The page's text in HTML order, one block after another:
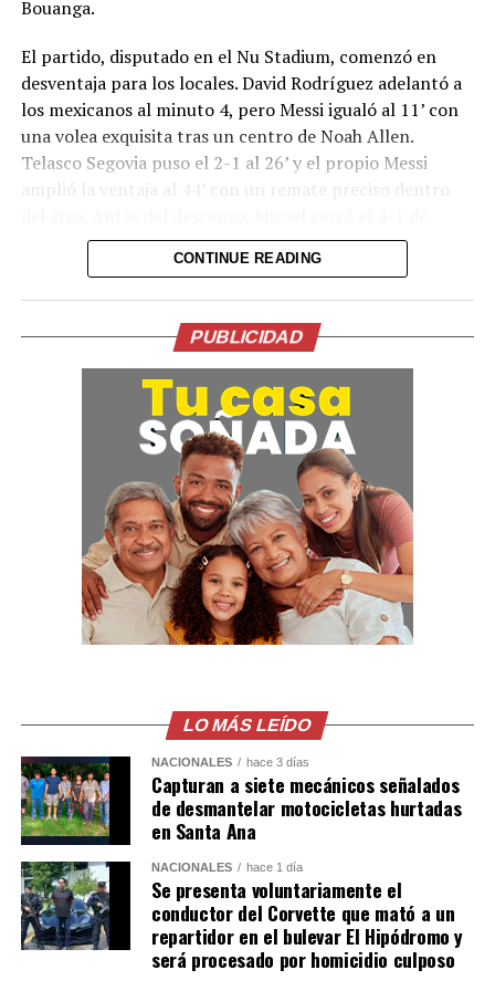
su vida. El fútbol pierde al artífice silencioso que
cima del mundo.
Comparte esto:
Facebook X
Me gusta esto:
Bouanga.
El partido, disputado en el Nu Stadium, comenzó en
desventaja para los locales. David Rodríguez adelantó a
los mexicanos al minuto 4, pero Messi igualó al 11’ con
una volea exquisita tras un centro de Noah Allen.
Telasco Segovia puso el 2-1 al 26’ y el propio Messi
amplió la ventaja al 44’ con un remate preciso dentro
cabeza a pase de Messi desde un córner. Rafa Llorente
descontó para San Luis en el segundo tiempo.
El regreso del astro argentino, de 39 años, llega apenas
semanas después de que Argentina cayera en la final del
Mundial ante España. Messi no solo recuperó el gol, sino
que demostró nuevamente su influencia decisiva en el
juego del Inter Miami, equipo que busca reafirmarse en
la competición binacional.
El próximo compromiso de las “Garzas” será el sábado
ante Rayados de Monterrey, también por la Leagues
Cup, donde Messi buscará seguir sumando goles y
asistencias.
NOAH
LEO.
pic.twitter.com/
— Inter Miami CF
(@InterMiamiCF)
August 6, 2026
SI CAPITÁN! Messi x2
CONTINUE READING
PUBLICIDAD
LO MÁS LEÍDO
NACIONALES hace 3 días
Capturan a siete mecánicos señalados
de desmantelar motocicletas hurtadas
en Santa Ana
NACIONALES hace 1 día
Se presenta voluntariamente el
conductor del Corvette que mató a un
repartidor en el bulevar El Hipódromo y
será procesado por homicidio culposo